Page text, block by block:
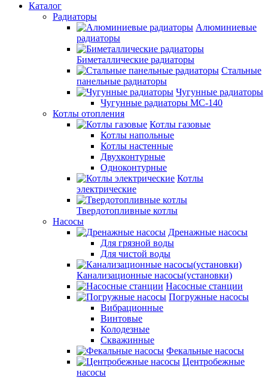
Каталог
Радиаторы
Алюминиевые
радиаторы
Биметаллические радиаторы
Стальные
панельные радиаторы
Чугунные радиаторы
Чугунные радиаторы МС-140
Котлы отопления
Котлы газовые
Котлы напольные
Котлы настенные
Двухконтурные
Одноконтурные
Котлы
электрические
Твердотопливные котлы
Насосы
Дренажные насосы
Для грязной воды
Для чистой воды
Канализационные насосы(установки)
Насосные станции
Погружные насосы
Вибрационные
Винтовые
Колодезные
Скважинные
Фекальные насосы
Центробежные
насосы